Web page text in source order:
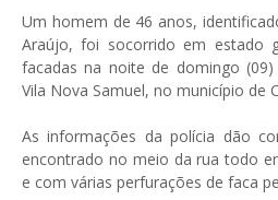
Um homem de 46 anos,
Araújo, foi socorrido em estado
facadas na noite de domingo
Vila Nova Samuel, no município de
As informações da polícia dão
encontrado no meio da rua todo
e com várias perfurações de faca